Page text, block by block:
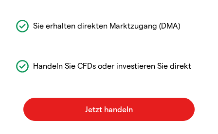
Sie erhalten direkten Marktzugang (DMA)
Handeln Sie CFDs oder investieren Sie direkt